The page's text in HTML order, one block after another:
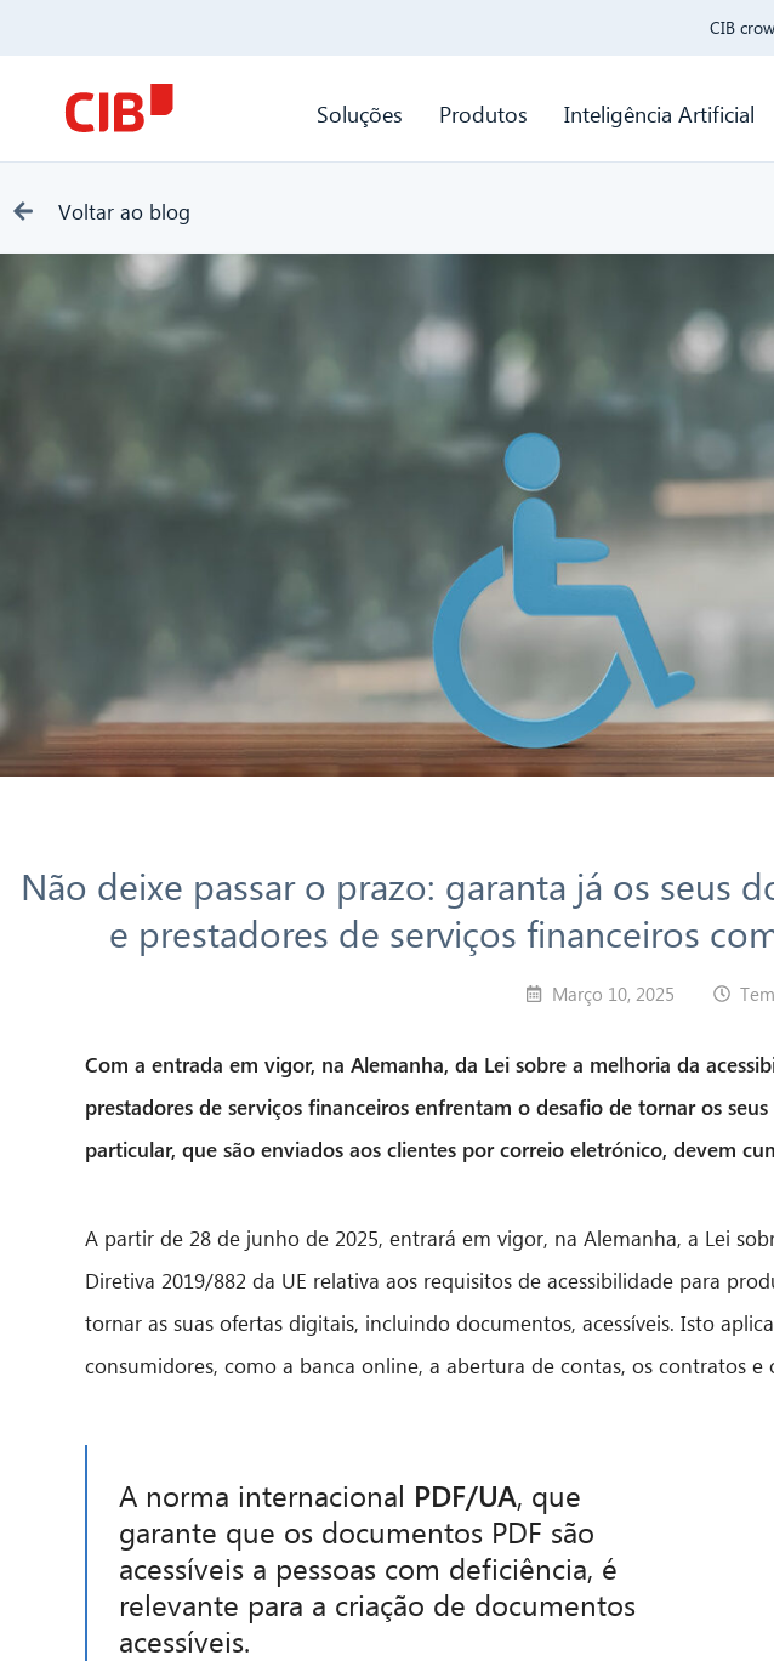
CIB
Soluções Produtos Inteligência Artificial
Voltar ao blog
Não deixe passar o prazo: garanta já os seus
e prestadores de serviços financeiros
Março 10, 2025
Com a entrada em vigor, na Alemanha, da Lei sobre a melhoria da
prestadores de serviços financeiros enfrentam o desafio de tornar os
particular, que são enviados aos clientes por correio eletrónico, devem
A partir de 28 de junho de 2025, entrará em vigor, na Alemanha, a Lei
Diretiva 2019/882 da UE relativa aos requisitos de acessibilidade para
tornar as suas ofertas digitais, incluindo documentos, acessíveis. Isto
consumidores, como a banca online, a abertura de contas, os contratos e
A norma internacional PDF/UA, que
garante que os documentos PDF são
acessíveis a pessoas com deficiência, é
relevante para a criação de documentos
acessíveis.